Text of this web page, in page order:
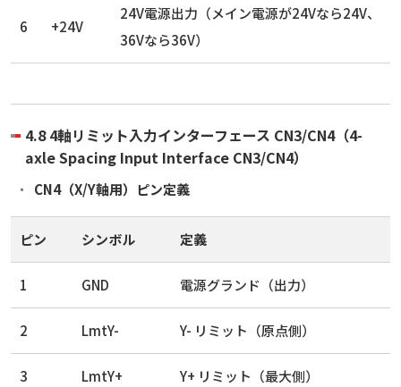
6 +24V
24V電源出力（メイン電源が24Vなら24V、
36Vなら36V）
4.8 4軸リミット入力インターフェース CN3/CN4（4-
axle Spacing Input Interface CN3/CN4）
CN4（X/Y軸用）ピン定義
ピン シンボル 定義
1 GND 電源グランド（出力）
2 LmtY- Y- リミット（原点側）
3 LmtY+ Y+ リミット（最大側）